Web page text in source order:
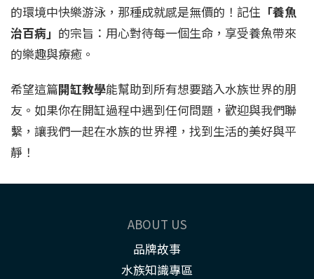
的環境中快樂游泳，那種成就感是無價的！記住 「養魚
治百病」 的宗旨：用心對待每一個生命，享受養魚帶來
的樂趣與療癒。
希望這篇開缸教學能幫助到所有想要踏入水族世界的朋
友。如果你在開缸過程中遇到任何問題，歡迎與我們聯
繫，讓我們一起在水族的世界裡，找到生活的美好與平
靜！
ABOUT US
品牌故事
水族知識專區